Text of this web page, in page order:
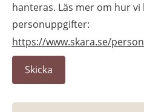
hanteras. Läs mer om hur
personuppgifter:
https://www.skara.se/